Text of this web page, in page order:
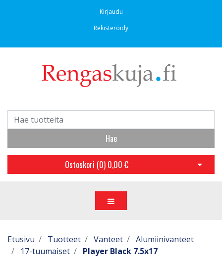
Kirjaudu
Rekisteröidy
Hae
Ostoskori (0) 0,00 € Avaa
Etusivu Tuotteet Vanteet
Alumiinivanteet
17-tuumaiset
Player Black 7.5x17